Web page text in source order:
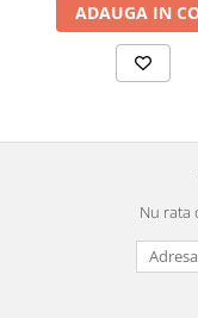
ADAUGA IN
Nu rata